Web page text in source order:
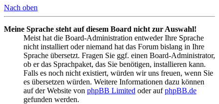
Nach oben
Meine Sprache steht auf diesem Board nicht zur Auswahl!
Meist hat die Board-Administration entweder Ihre Sprache
nicht installiert oder niemand hat das Forum bislang in Ihre
Sprache übersetzt. Fragen Sie ggf. einen Board-Administrator,
ob er das Sprachpaket, das Sie benötigen, installieren kann.
Falls es noch nicht existiert, würden wir uns freuen, wenn Sie
es übersetzen würden. Weitere Informationen dazu können
auf der Website von phpBB Limited oder aufphpBB.de
gefunden werden.